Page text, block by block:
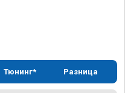
Тюнинг* Разница